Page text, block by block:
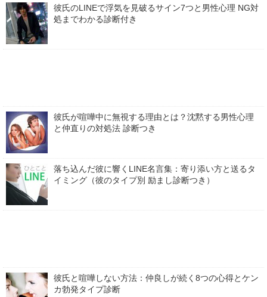
彼氏のLINEで浮気を見破るサイン7つと男性心理 NG対
処までわかる診断付き
彼氏が喧嘩中に無視する理由とは？沈黙する男性心理
と仲直りの対処法 診断つき
落ち込んだ彼に響くLINE名言集：寄り添い方と送るタ
イミング（彼のタイプ別 励まし診断つき）
彼氏と喧嘩しない方法：仲良しが続く8つの心得とケン
カ勃発タイプ診断